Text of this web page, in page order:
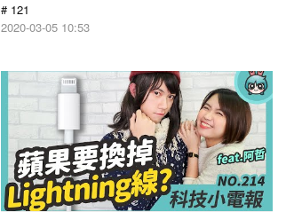
# 121
2020-03-05 10:53